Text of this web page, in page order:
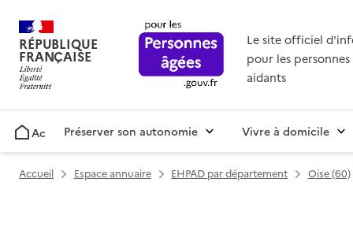
RÉPUBLIQUE
FRANÇAISE
Le site officiel
pour les personnes
aidants
AccueilPréserver son autonomie Vivre à domicile
Accueil Espace annuaire EHPAD par département Oise (60)